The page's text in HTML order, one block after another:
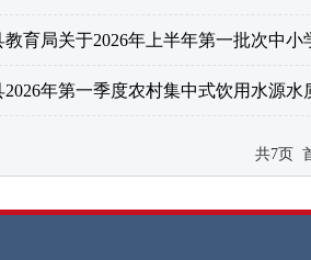
教育局关于2026年上半年第一批次中
2026年第一季度农村集中式饮用水源水
共7页